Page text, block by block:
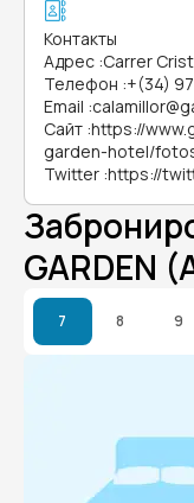
Контакты
Адрес :Carrer
Телефон :+(34)
Email :
Сайт :https://
garden-hotel/
Twitter :https://
GARDEN
7 8 9